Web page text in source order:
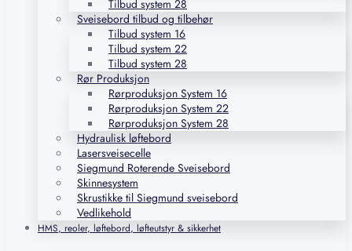
Tilbud system 28
Sveisebord tilbud og tilbehør
Tilbud system 16
Tilbud system 22
Tilbud system 28
Rør Produksjon
Rørproduksjon System 16
Rørproduksjon System 22
Rørproduksjon System 28
Hydraulisk løftebord
Lasersveisecelle
Siegmund Roterende Sveisebord
Skinnesystem
Skrustikke til Siegmund sveisebord
Vedlikehold
HMS, reoler, løftebord, løfteutstyr & sikkerhet